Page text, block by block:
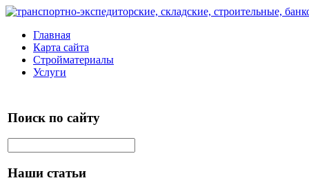
Главная
Карта сайта
Стройматериалы
Услуги
Поиск по сайту
Наши статьи